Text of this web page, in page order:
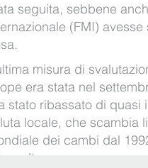
seguita, sebbene
(FMI)
misura di
era stata nel
stato ribassato di quasi
locale, che scambia
dei cambi dal
volte.